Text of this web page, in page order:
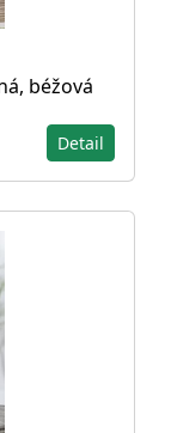
béžová
Detail